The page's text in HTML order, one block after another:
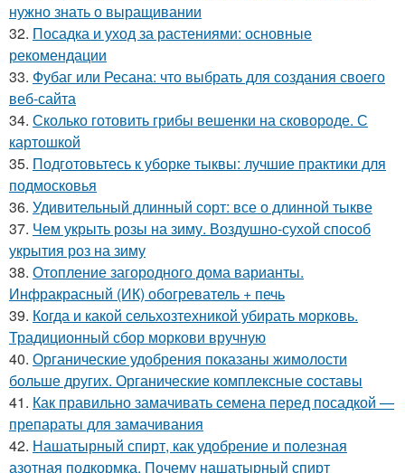
нужно знать о выращивании
32. Посадка и уход за растениями: основные
рекомендации
33. Фубаг или Ресана: что выбрать для создания своего
веб-сайта
34. Сколько готовить грибы вешенки на сковороде. С
картошкой
35. Подготовьтесь к уборке тыквы: лучшие практики для
подмосковья
36. Удивительный длинный сорт: все о длинной тыкве
37. Чем укрыть розы на зиму. Воздушно-сухой способ
укрытия роз на зиму
38. Отопление загородного дома варианты.
Инфракрасный (ИК) обогреватель + печь
39. Когда и какой сельхозтехникой убирать морковь.
Традиционный сбор моркови вручную
40. Органические удобрения показаны жимолости
больше других. Органические комплексные составы
41. Как правильно замачивать семена перед посадкой —
препараты для замачивания
42. Нашатырный спирт, как удобрение и полезная
азотная подкормка. Почему нашатырный спирт